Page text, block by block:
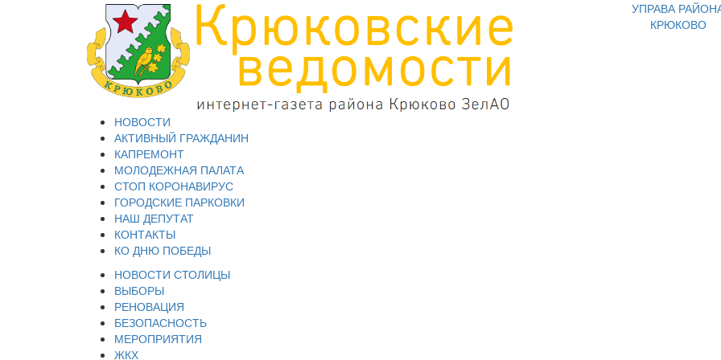
УПРАВА
КРЮКОВО
НОВОСТИ
АКТИВНЫЙ ГРАЖДАНИН
КАПРЕМОНТ
МОЛОДЕЖНАЯ ПАЛАТА
СТОП КОРОНАВИРУС
ГОРОДСКИЕ ПАРКОВКИ
НАШ ДЕПУТАТ
КОНТАКТЫ
КО ДНЮ ПОБЕДЫ
НОВОСТИ СТОЛИЦЫ
ВЫБОРЫ
РЕНОВАЦИЯ
БЕЗОПАСНОСТЬ
МЕРОПРИЯТИЯ
ЖКХ